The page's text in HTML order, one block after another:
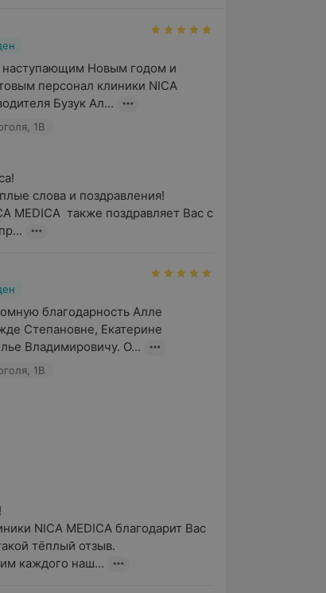
наступающим Новым годом и
персонал клиники NICA
Бузук Ал...
1B
слова и поздравления!
MEDICA  также поздравляет Вас с
благодарность Алле
Степановне, Екатерине
Владимировичу. О...
1B
NICA MEDICA благодарит Вас
тёплый отзыв.
каждого наш...